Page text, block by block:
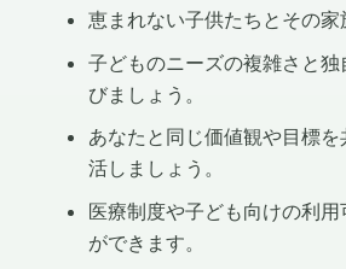
恵まれない子供たちとその家
子どものニーズの複雑さと
びましょう。
あなたと同じ価値観や目標
活しましょう。
医療制度や子ども向けの利
ができます。